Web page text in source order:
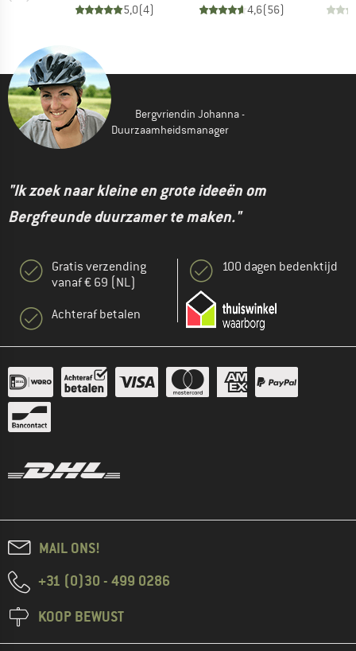
5,0(4)
4,6(56)
Bergvriendin Johanna -
Duurzaamheidsmanager
"Ik zoek naar kleine en grote ideeën om
Bergfreunde duurzamer te maken."
Gratis verzending
vanaf € 69 (NL)
Achteraf betalen
100 dagen bedenktijd
MAIL ONS!
+31 (0)30 - 499 0286
KOOP BEWUST